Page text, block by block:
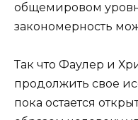
общемировом
закономерность
Так что Фаулер и
продолжить свое
пока остается